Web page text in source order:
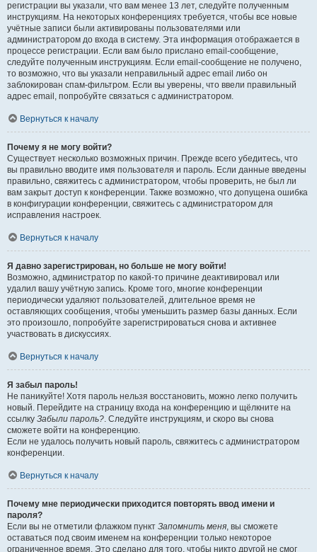
регистрации вы указали, что вам менее 13 лет, следуйте полученным
инструкциям. На некоторых конференциях требуется, чтобы все новые
учётные записи были активированы пользователями или
администратором до входа в систему. Эта информация отображается в
процессе регистрации. Если вам было прислано email-сообщение,
следуйте полученным инструкциям. Если email-сообщение не получено,
то возможно, что вы указали неправильный адрес email либо он
заблокирован спам-фильтром. Если вы уверены, что ввели правильный
адрес email, попробуйте связаться с администратором.
Вернуться к началу
Почему я не могу войти?
Существует несколько возможных причин. Прежде всего убедитесь, что
вы правильно вводите имя пользователя и пароль. Если данные введены
правильно, свяжитесь с администратором, чтобы проверить, не был ли
вам закрыт доступ к конференции. Также возможно, что допущена ошибка
в конфигурации конференции, свяжитесь с администратором для
исправления настроек.
Вернуться к началу
Я давно зарегистрирован, но больше не могу войти!
Возможно, администратор по какой-то причине деактивировал или
удалил вашу учётную запись. Кроме того, многие конференции
периодически удаляют пользователей, длительное время не
оставляющих сообщения, чтобы уменьшить размер базы данных. Если
это произошло, попробуйте зарегистрироваться снова и активнее
участвовать в дискуссиях.
Вернуться к началу
Я забыл пароль!
Не паникуйте! Хотя пароль нельзя восстановить, можно легко получить
новый. Перейдите на страницу входа на конференцию и щёлкните на
ссылку Забыли пароль?. Следуйте инструкциям, и скоро вы снова
сможете войти на конференцию.
Если не удалось получить новый пароль, свяжитесь с администратором
конференции.
Вернуться к началу
Почему мне периодически приходится повторять ввод имени и
пароля?
Если вы не отметили флажком пункт Запомнить меня, вы сможете
оставаться под своим именем на конференции только некоторое
ограниченное время. Это сделано для того, чтобы никто другой не смог